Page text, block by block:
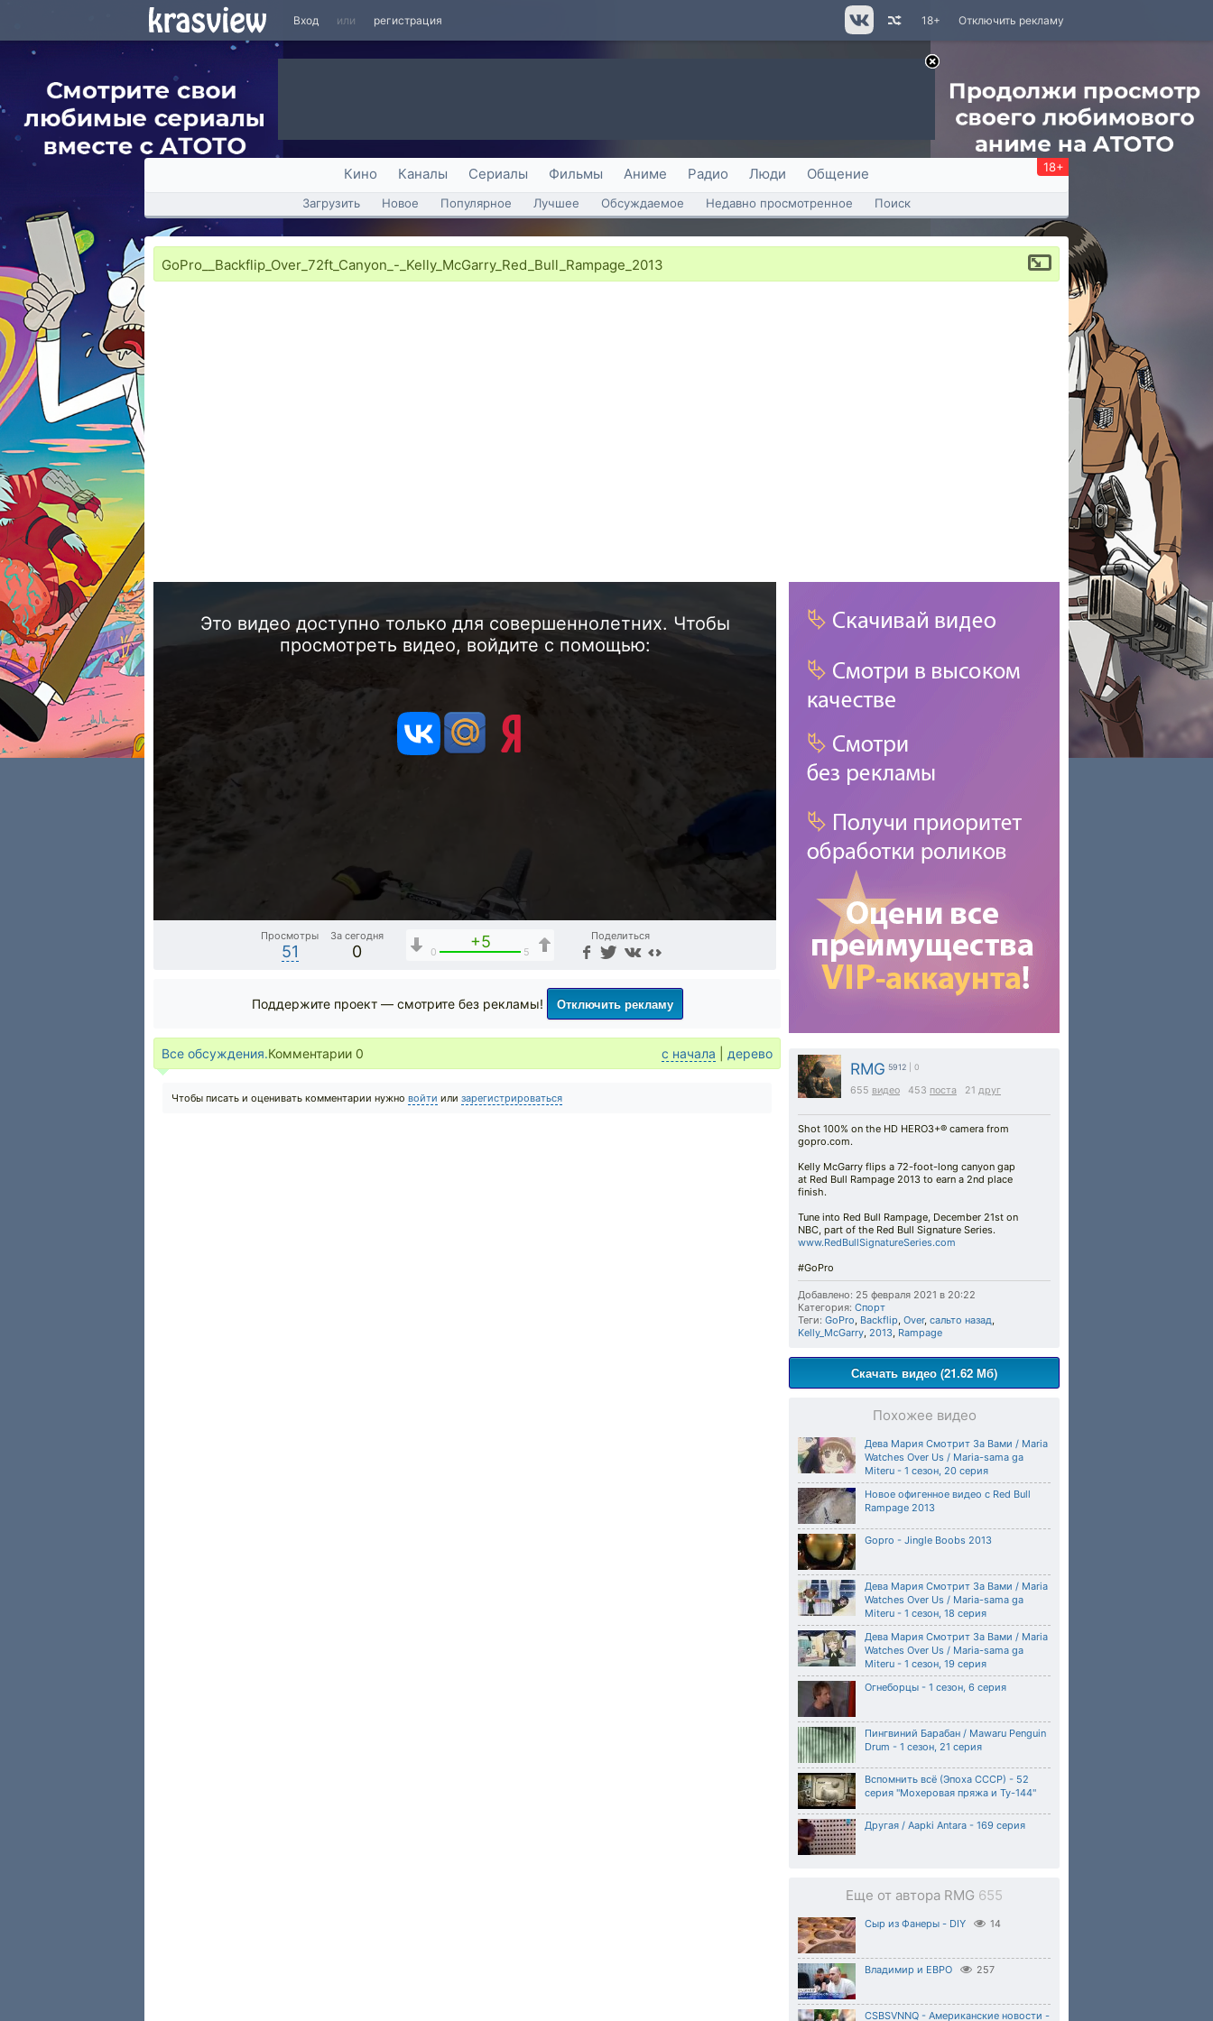
Вход или регистрация Отключить рекламу
18+
Кино Каналы Сериалы Фильмы Аниме Радио Люди Общение 18+
Загрузить Новое Популярное Лучшее Обсуждаемое Недавно просмотренное Поиск
GoPro__Backflip_Over_72ft_Canyon_-_Kelly_McGarry_Red_Bull_Rampage_2013
Это видео доступно только для совершеннолетних. Чтобы
просмотреть видео, войдите с помощью:
Просмотры
51
За сегодня
0
+5
0 5
Поделиться
RMG 5912 | 0
655 видео 453 поста 21 друг
Shot 100% on the HD HERO3+® camera from
‪gopro.com​.
Kelly McGarry flips a 72-foot-long canyon gap
at Red Bull Rampage 2013 to earn a 2nd place
finish.
Tune into Red Bull Rampage, December 21st on
NBC, part of the Red Bull Signature Series.
www.RedBullSignatureSeries.com​
#GoPro​
Добавлено: 25 февраля 2021 в 20:22
Категория: Спорт
Теги: GoPro, Backflip, Over, сальто назад,
Kelly_McGarry, 2013, Rampage
Скачать видео (21.62 Мб)
Похожее видео
Дева Мария Cмотрит За Вами / Maria
Watches Over Us / Maria-sama ga
Miteru - 1 сезон, 20 серия
Новое офигенное видео с Red Bull
Rampage 2013
Gopro - Jingle Boobs 2013
Дева Мария Cмотрит За Вами / Maria
Watches Over Us / Maria-sama ga
Miteru - 1 сезон, 18 серия
Дева Мария Cмотрит За Вами / Maria
Watches Over Us / Maria-sama ga
Miteru - 1 сезон, 19 серия
Огнеборцы - 1 сезон, 6 серия
Пингвиний Барабан / Mawaru Penguin
Drum - 1 сезон, 21 серия
Вспомнить всё (Эпоха СССР) - 52
серия "Мохеровая пряжа и Ту-144"
Другая / Aapki Antara - 169 серия
Еще от автора RMG 655
Сыр из Фанеры - DIY 14
Владимир и ЕВРО 257
CSBSVNNQ - Американские новости -
Поддержите проект — смотрите без рекламы! Отключить рекламу
Все обсуждения.Комментарии 0 с начала дерево
Чтобы писать и оценивать комментарии нужно войти или зарегистрироваться